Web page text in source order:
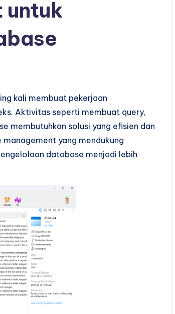
untuk
kali membuat pekerjaan
Aktivitas seperti membuat query,
membutuhkan solusi yang efisien dan
yang mendukung
database menjadi lebih